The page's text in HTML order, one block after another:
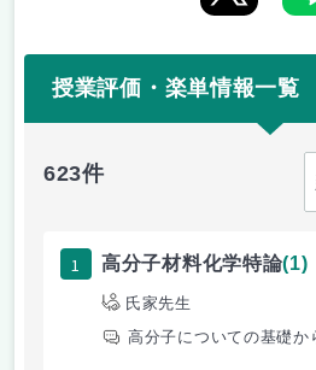
授業評価・楽単情報一覧
623件
1 高分子材料化学特論(1)
氏家先生
高分子についての基礎か